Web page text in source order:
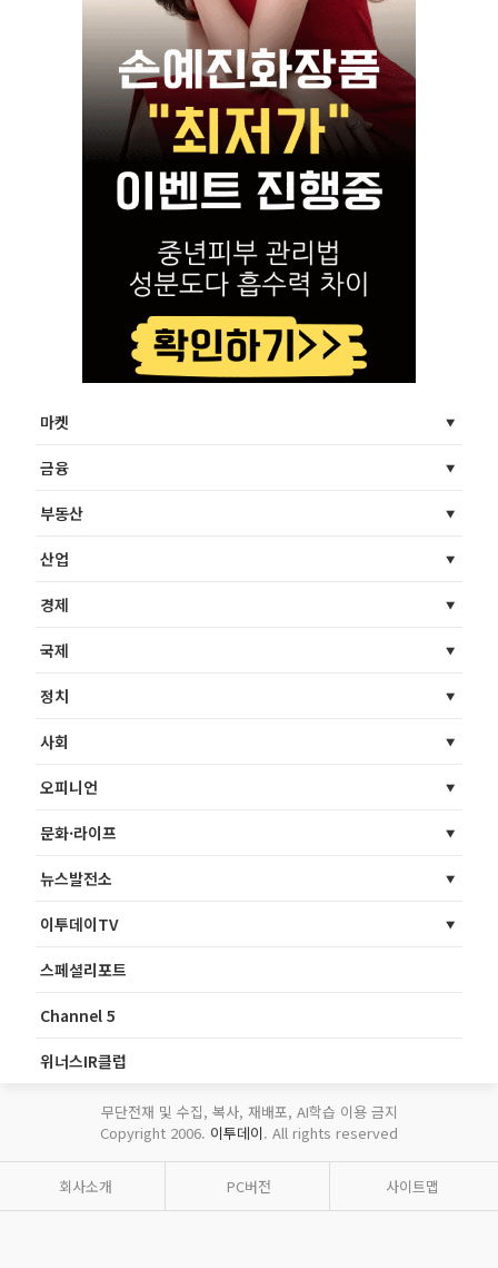
마켓
금융
부동산
산업
경제
국제
정치
사회
오피니언
문화·라이프
뉴스발전소
이투데이TV
스페셜리포트
Channel 5
위너스IR클럽
무단전재 및 수집, 복사, 재배포, AI학습 이용 금지
Copyright 2006. 이투데이. All rights reserved
회사소개 PC버전 사이트맵